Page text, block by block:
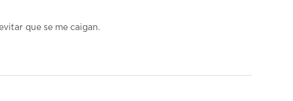
que se me caigan.